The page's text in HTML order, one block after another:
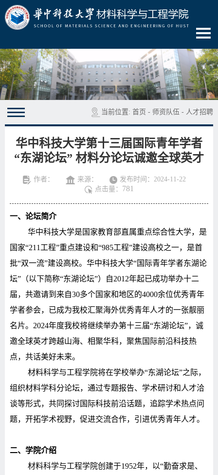
当前位置: 首页 - 师资队伍 - 人才招聘
华中科技大学第十三届国际青年学者
“东湖论坛” 材料分论坛诚邀全球英才
作者： 来源：
发布时间：2024-11-22
点击量： 781
一、论坛简介
华中科技大学是国家教育部直属重点综合性大学，是
国家“211 工程”重点建设和“985工程”建设高校之一，是首
批“双一流”建设高校。华中科技大学“国际青年学者东湖论
坛”（以下简称“东湖论坛”）自2012年起已成功举办十二
届，共邀请到来自30多个国家和地区的4000余位优秀青年
学者参会，已成为我校汇聚海外优秀青年人才的一张靓丽
名片。 2024年度我校将继续举办第十三届“东湖论坛”，诚
邀全球英才跨越山海、相聚华科，聚焦国际前沿科技热
点，共话美好未来。
材料科学与工程学院将在学校举办“东湖论坛”之际，
组织材料学科分论坛，通过专题报告、学术研讨和人才洽
谈等形式，共同探讨国际科技前沿话题，追踪学术热点问
题，开拓学术视野，促进交流合作，引进优秀青年人才。
二、学院介绍
材料科学与工程学院创建于1952年，以“勤奋求是、